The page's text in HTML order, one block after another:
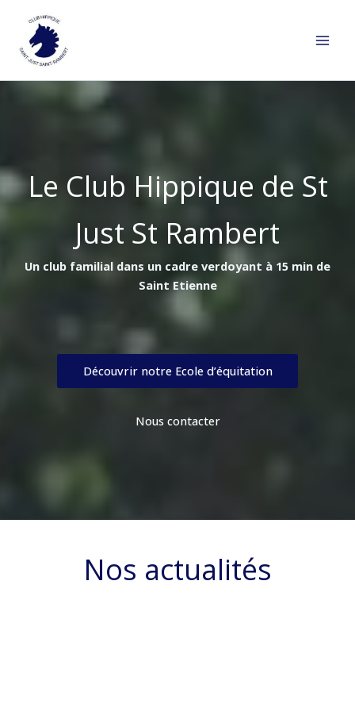
contenu
Le Club Hippique de St
Just St Rambert
Un club familial dans un cadre verdoyant à 15 min de
Saint Etienne
Découvrir notre Ecole d’équitation
Nous contacter
Nos actualités